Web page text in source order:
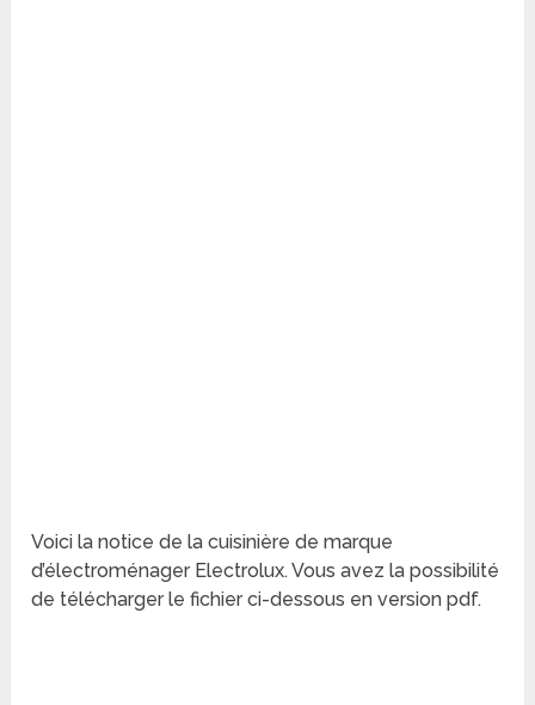
Voici la notice de la cuisinière de marque
d’électroménager Electrolux. Vous avez la possibilité
de télécharger le fichier ci-dessous en version pdf.